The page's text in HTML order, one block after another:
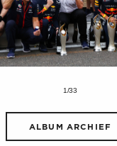
1/33
ALBUM ARCHIEF